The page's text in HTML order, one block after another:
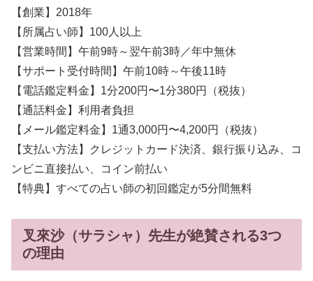
【創業】2018年
【所属占い師】100人以上
【営業時間】午前9時～翌午前3時／年中無休
【サポート受付時間】午前10時～午後11時
【電話鑑定料金】1分200円〜1分380円（税抜）
【通話料金】利用者負担
【メール鑑定料金】1通3,000円〜4,200円（税抜）
【支払い方法】クレジットカード決済、銀行振り込み、コ
ンビニ直接払い、コイン前払い
【特典】すべての占い師の初回鑑定が5分間無料
叉來沙（サラシャ）先生が絶賛される3つ
の理由